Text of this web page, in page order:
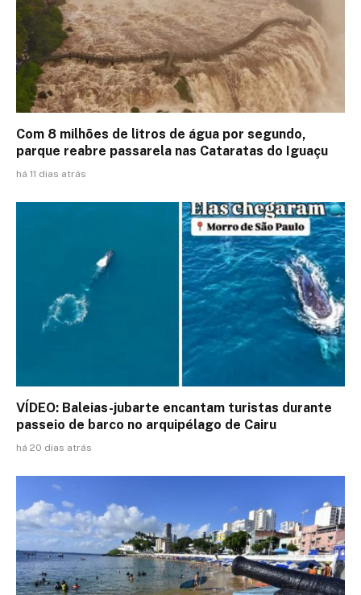
Com 8 milhões de litros de água por segundo,
parque reabre passarela nas Cataratas do Iguaçu
há 11 dias atrás
VÍDEO: Baleias-jubarte encantam turistas durante
passeio de barco no arquipélago de Cairu
há 20 dias atrás